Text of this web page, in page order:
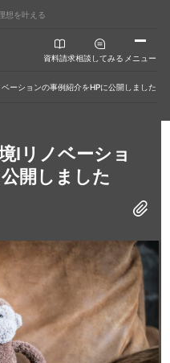
想を叶える
メニュー
資料請求相談してみる
ベーションの事例紹介をHPに公開しました
Iリノベーショ
開しました